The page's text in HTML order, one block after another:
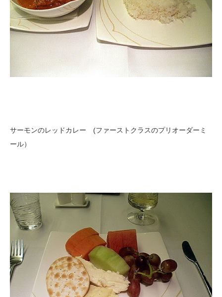
サーモンのレッドカレー (ファーストクラスのプリオーダーミ
ール）